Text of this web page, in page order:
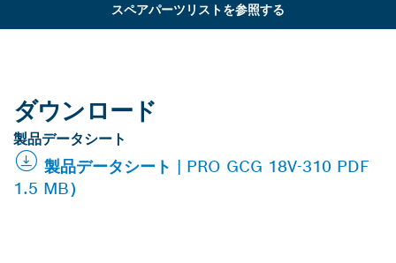
スペアパーツリストを参照する
ダウンロード
製品データシート
製品データシート | PRO GCG 18V-310 PDF
1.5 MB）